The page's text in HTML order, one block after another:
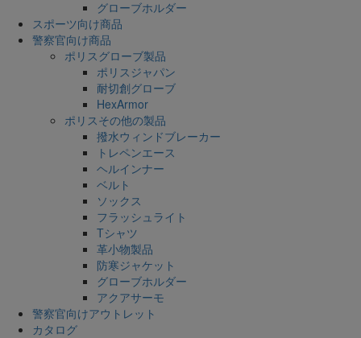
グローブホルダー
スポーツ向け商品
警察官向け商品
ポリスグローブ製品
ポリスジャパン
耐切創グローブ
HexArmor
ポリスその他の製品
撥水ウィンドブレーカー
トレペンエース
ヘルインナー
ベルト
ソックス
フラッシュライト
Tシャツ
革小物製品
防寒ジャケット
グローブホルダー
アクアサーモ
警察官向けアウトレット
カタログ